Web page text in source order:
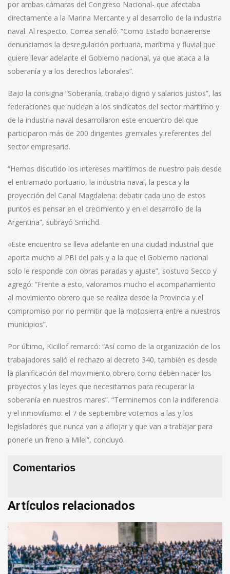
por ambas cámaras del Congreso Nacional- que afectaba
directamente a la Marina Mercante y al desarrollo de la industria
naval. Al respecto, Correa señaló: “Como Estado bonaerense
denunciamos la desregulación portuaria, marítima y fluvial que
quiere llevar adelante el Gobierno nacional, ya que ataca a la
soberanía y a los derechos laborales”.
Bajo la consigna “Soberanía, trabajo digno y salarios justos”, las
federaciones que nuclean a los sindicatos del sector marítimo y
de la industria naval desarrollaron este encuentro del que
participaron más de 200 dirigentes gremiales y referentes del
sector empresario.
“Hemos discutido los intereses marítimos de nuestro país desde
el entramado portuario, la industria naval, la pesca y la
proyección del Canal Magdalena: debatir cada uno de estos
puntos es pensar en el crecimiento y en el desarrollo de la
Argentina”, subrayó Smichd.
«Este encuentro se lleva adelante en una ciudad industrial que
aporta mucho al PBI del país y a la que el Gobierno nacional
solo le responde con obras paradas y ajuste”, sostuvo Secco y
agregó: “Frente a esto, valoramos mucho el acompañamiento
al movimiento obrero que se realiza desde la Provincia y el
compromiso por no permitir que la motosierra entre a nuestros
municipios”.
Por último, Kicillof remarcó: “Así como de la organización de los
trabajadores salió el rechazo al decreto 340, también es desde
la planificación del movimiento obrero como deben nacer los
proyectos y las leyes que necesitamos para recuperar la
soberanía en nuestros mares”. “Terminemos con la indiferencia
y el inmovilismo: el 7 de septiembre votemos a las y los
legisladores que nunca van a aflojar y que van a trabajar para
ponerle un freno a Milei”, concluyó.
Comentarios
Artículos relacionados